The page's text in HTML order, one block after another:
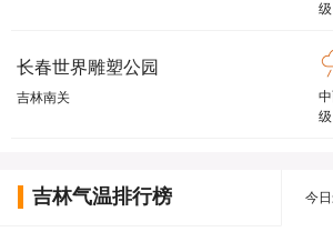
级
长春世界雕塑公园
吉林南关
级
吉林气温排行榜 今